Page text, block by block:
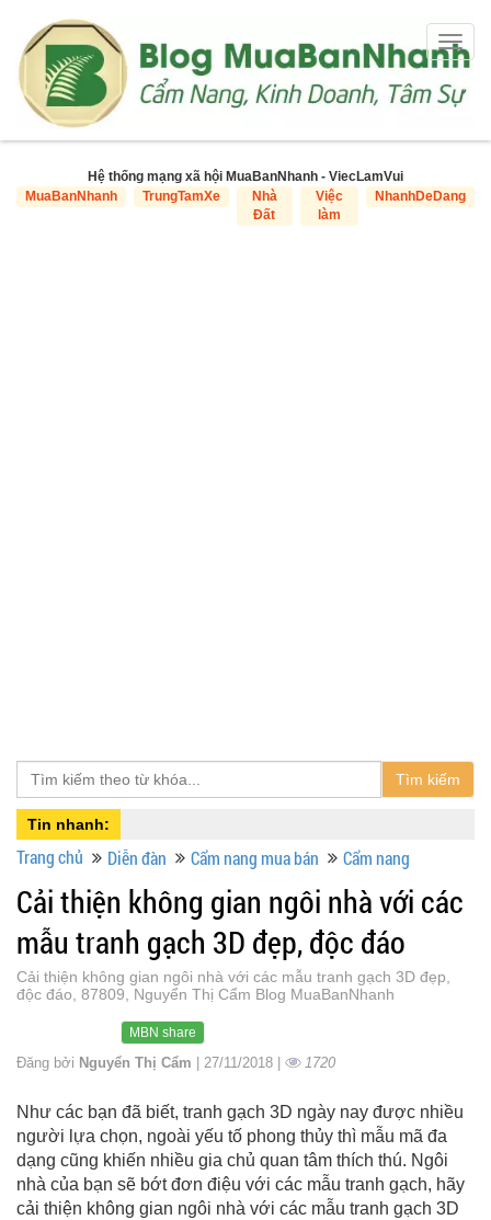
Hệ thống mạng xã hội MuaBanNhanh - ViecLamVui
MuaBanNhanh
TrungTamXe
Nhà
Đất
Việc
làm
NhanhDeDang
Tìm kiếm
Tin nhanh:
Trang chủ Diễn đàn Cẩm nang mua bán Cẩm nang
Cải thiện không gian ngôi nhà với các
mẫu tranh gạch 3D đẹp, độc đáo
Cải thiện không gian ngôi nhà với các mẫu tranh gạch 3D đẹp,
độc đáo, 87809, Nguyển Thị Cẩm Blog MuaBanNhanh
MBN share
Đăng bởi Nguyển Thị Cẩm | 27/11/2018 | 1720
Như các bạn đã biết, tranh gạch 3D ngày nay được nhiều
người lựa chọn, ngoài yếu tố phong thủy thì mẫu mã đa
dạng cũng khiến nhiều gia chủ quan tâm thích thú. Ngôi
nhà của bạn sẽ bớt đơn điệu với các mẫu tranh gạch, hãy
cải thiện không gian ngôi nhà với các mẫu tranh gạch 3D